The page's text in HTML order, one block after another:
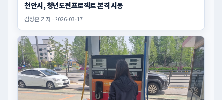
천안시, 청년도전프로젝트 본격 시동
김정훈 기자 · 2026-03-17